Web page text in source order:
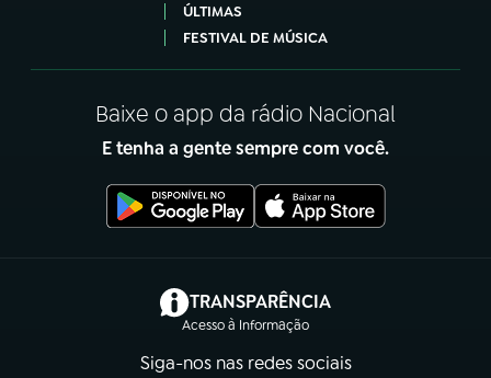
ÚLTIMAS
FESTIVAL DE MÚSICA
Baixe o app da rádio Nacional
E tenha a gente sempre com você.
TRANSPARÊNCIA
Acesso à Informação
(abre em nova aba)
Siga-nos nas redes sociais